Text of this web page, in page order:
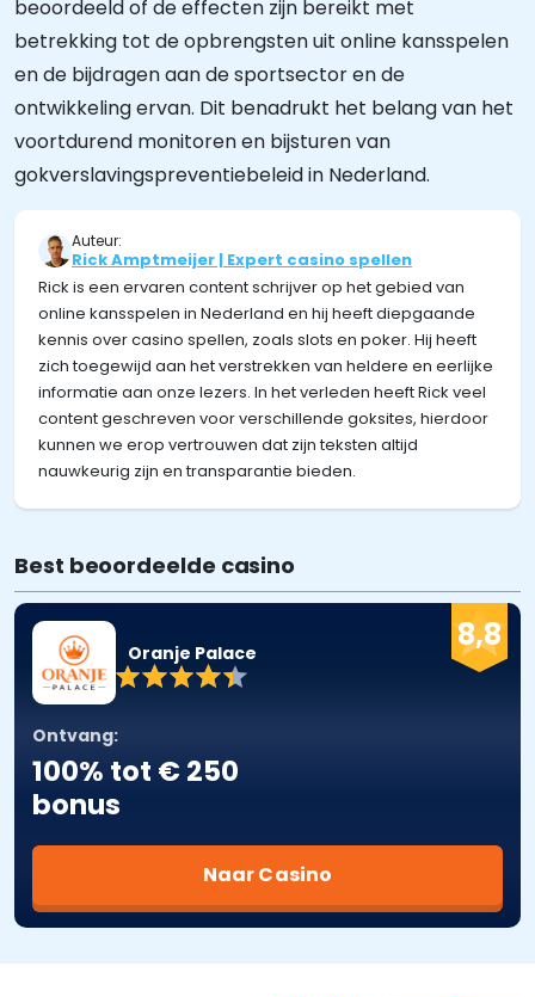
beoordeeld of de effecten zijn bereikt met
betrekking tot de opbrengsten uit online kansspelen
en de bijdragen aan de sportsector en de
ontwikkeling ervan. Dit benadrukt het belang van het
voortdurend monitoren en bijsturen van
gokverslavingspreventiebeleid in Nederland.
Auteur:
Rick Amptmeijer | Expert casino spellen
Rick is een ervaren content schrijver op het gebied van
online kansspelen in Nederland en hij heeft diepgaande
kennis over casino spellen, zoals slots en poker. Hij heeft
zich toegewijd aan het verstrekken van heldere en eerlijke
informatie aan onze lezers. In het verleden heeft Rick veel
content geschreven voor verschillende goksites, hierdoor
kunnen we erop vertrouwen dat zijn teksten altijd
nauwkeurig zijn en transparantie bieden.
Best beoordeelde casino
8,8
Oranje Palace
Ontvang:
100% tot € 250
bonus
Naar Casino